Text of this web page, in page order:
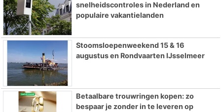
snelheidscontroles in Nederland en
populaire vakantielanden
Stoomsloepenweekend 15 & 16
augustus en Rondvaarten IJsselmeer
Betaalbare trouwringen kopen: zo
bespaar je zonder in te leveren op